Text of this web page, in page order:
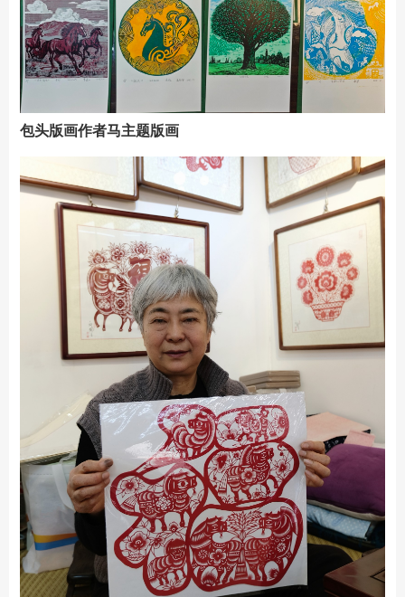
包头版画作者马主题版画